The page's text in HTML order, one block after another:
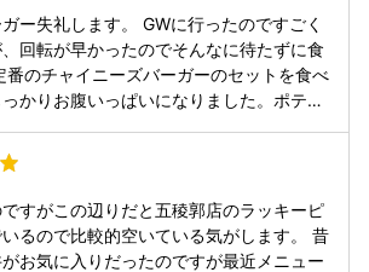
ー失礼します。 GWに行ったのですごく
回転が早かったのでそんなに待たずに食
番のチャイニーズバーガーのセットを食べ
かりお腹いっぱいになりました。ポテト
すがこの辺りだと五稜郭店のラッキーピ
るので比較的空いている気がします。 昔
お気に入りだったのですが最近メニュー